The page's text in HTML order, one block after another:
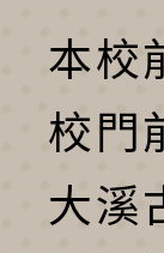
本校
校門
大溪